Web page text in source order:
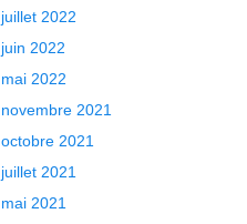
juillet 2022
juin 2022
mai 2022
novembre 2021
octobre 2021
juillet 2021
mai 2021